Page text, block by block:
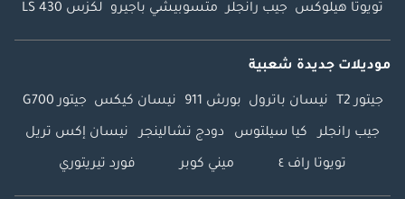
تويوتا هيلوكس جيب رانجلر متسوبيشي باجيرو لكزس LS 430
موديلات جديدة شعبية
جيتور T2 نيسان باترول بورش 911 نيسان كيكس جيتور G700
جيب رانجلر كيا سيلتوس دودج تشالينجر نيسان إكس تريل
تويوتا راف ٤ ميني كوبر فورد تيريتوري